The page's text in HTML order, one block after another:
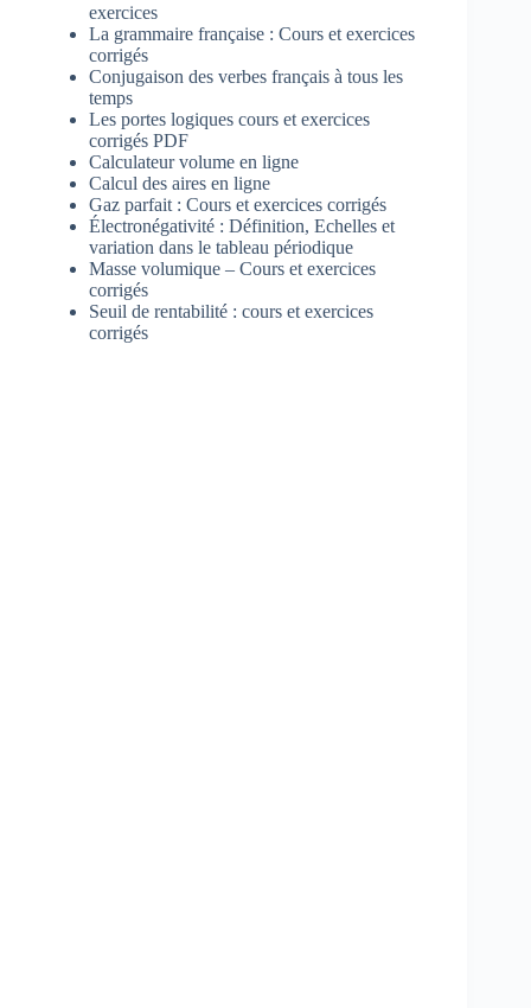
exercices
La grammaire française : Cours et exercices
corrigés
Conjugaison des verbes français à tous les
temps
Les portes logiques cours et exercices
corrigés PDF
Calculateur volume en ligne
Calcul des aires en ligne
Gaz parfait : Cours et exercices corrigés
Électronégativité : Définition, Echelles et
variation dans le tableau périodique
Masse volumique – Cours et exercices
corrigés
Seuil de rentabilité : cours et exercices
corrigés